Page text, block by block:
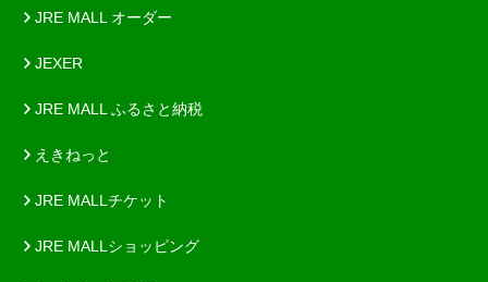
JRE MALL オーダー
JEXER
JRE MALL ふるさと納税
えきねっと
JRE MALLチケット
JRE MALLショッピング